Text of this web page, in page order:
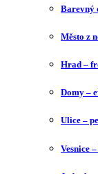
Barevný
Město z
Hrad –
Domy –
Ulice –
Vesnice